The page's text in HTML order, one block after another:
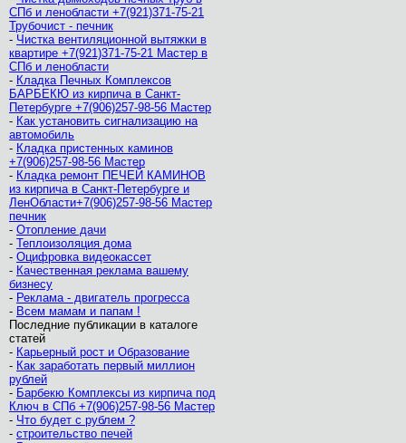
СПб и ленобласти +7(921)371-75-21
Трубочист - печник
- Чистка вентиляционной вытяжки в
квартире +7(921)371-75-21 Мастер в
СПб и ленобласти
- Кладка Печных Комплексов
БАРБЕКЮ из кирпича в Санкт-
Петербурге +7(906)257-98-56 Мастер
- Как установить сигнализацию на
автомобиль
- Кладка пристенных каминов
+7(906)257-98-56 Мастер
- Кладка ремонт ПЕЧЕЙ КАМИНОВ
из кирпича в Санкт-Петербурге и
ЛенОбласти+7(906)257-98-56 Мастер
печник
- Отопление дачи
- Теплоизоляция дома
- Оцифровка видеокассет
- Качественная реклама вашему
бизнесу
- Реклама - двигатель прогресса
- Всем мамам и папам !
Последние публикации в каталоге
статей
- Карьерный рост и Образование
- Как заработать первый миллион
рублей
- Барбекю Комплексы из кирпича под
Ключ в СПб +7(906)257-98-56 Мастер
- Что будет с рублем ?
- строительство печей